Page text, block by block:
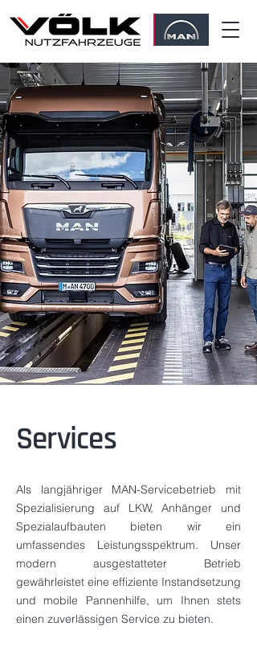
Services
Als langjähriger MAN-Servicebetrieb mit
Spezialisierung auf LKW, Anhänger und
Spezialaufbauten bieten wir ein
umfassendes Leistungsspektrum. Unser
modern ausgestatteter Betrieb
gewährleistet eine effiziente Instandsetzung
und mobile Pannenhilfe, um Ihnen stets
einen zuverlässigen Service zu bieten.